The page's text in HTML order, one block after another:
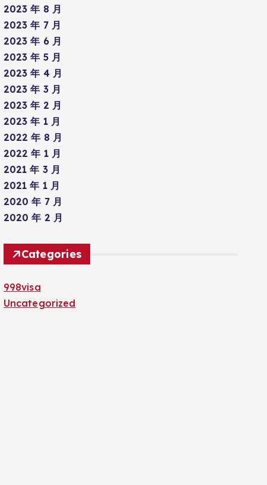
2023 年 8 月
2023 年 7 月
2023 年 6 月
2023 年 5 月
2023 年 4 月
2023 年 3 月
2023 年 2 月
2023 年 1 月
2022 年 8 月
2022 年 1 月
2021 年 3 月
2021 年 1 月
2020 年 7 月
2020 年 2 月
Categories
998visa
Uncategorized